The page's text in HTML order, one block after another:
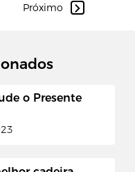
Próximo
o Presente